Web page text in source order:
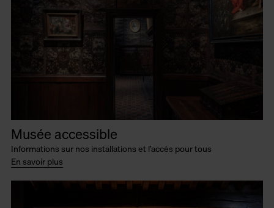
Musée accessible
Informations sur nos installations et l’accès pour tous
En savoir plus